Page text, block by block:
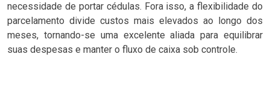
necessidade de portar cédulas. Fora isso, a flexibilidade do
parcelamento divide custos mais elevados ao longo dos
meses, tornando-se uma excelente aliada para equilibrar
suas despesas e manter o fluxo de caixa sob controle.